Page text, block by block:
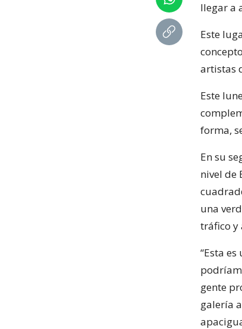
llegar a
Este
artistas
Este
forma,
En su
nivel de
una
tráfico y
“Esta
gente
galería